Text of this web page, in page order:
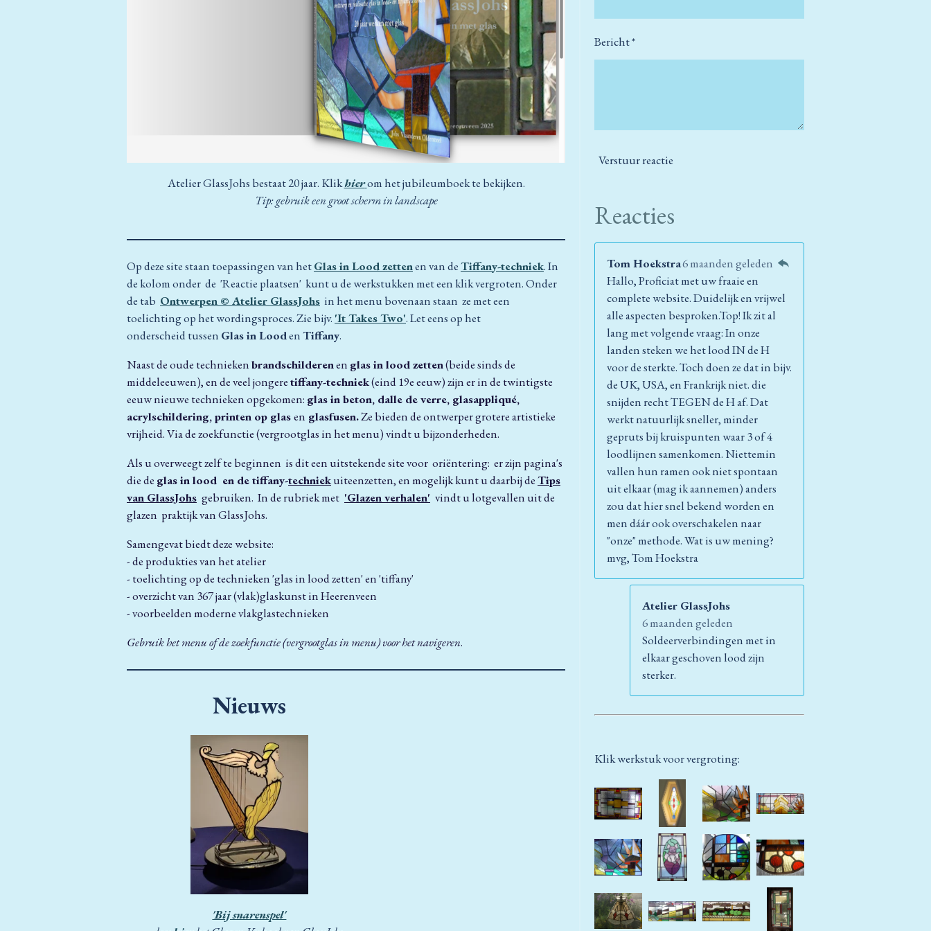
Atelier GlassJohs bestaat 20 jaar. Klikhierom het jubileumboek te bekijken.
Tip: gebruik een groot scherm in landscape
Op deze site staan toepassingen van hetGlas in Lood zettenen van deTiffany-techniek. In
de kolom onder de 'Reactie plaatsen' kunt u de werkstukken met een klik vergroten. Onder
de tab Ontwerpen © Atelier GlassJohs in het menu bovenaan staan ze met een
toelichting op het wordingsproces. Zie bijv. 'It Takes Two'. Let eens op het
onderscheid tussen Glas in LoodenTiffany.
Naast de oude techniekenbrandschilderenen glas in lood zetten(beide sinds de
middeleeuwen), en de veel jongeretiffany-techniek(eind 19e eeuw) zijn er in de twintigste
eeuw nieuwe technieken opgekomen: glas in beton, dalle de verre, glasappliqué,
acrylschildering, printen op glasen glasfusen.Ze bieden de ontwerper grotere artistieke
vrijheid. Via de zoekfunctie (vergrootglas in het menu) vindt u bijzonderheden.
Als u overweegt zelf te beginnen is dit een uitstekende site voor oriëntering: er zijn pagina's
die de glas in lood en de tiffany-techniekuiteenzetten, en mogelijk kunt u daarbij deTips
van GlassJohs gebruiken. In de rubriek met 'Glazen verhalen' vindt u lotgevallen uit de
glazen praktijk van GlassJohs.
Samengevat biedt deze website:
- de produkties van het atelier
- toelichting op de technieken 'glas in lood zetten' en 'tiffany'
- overzicht van 367 jaar (vlak)glaskunst in Heerenveen
- voorbeelden moderne vlakglastechnieken
Gebruik het menu of de zoekfunctie (vergrootglas in menu) voor het navigeren.
Nieuws
'Bij snarenspel'
Bericht *
Verstuur reactie
Reacties
Tom Hoekstra6 maanden geleden
Hallo, Proficiat met uw fraaie en
complete website. Duidelijk en vrijwel
alle aspecten besproken.Top! Ik zit al
lang met volgende vraag: In onze
landen steken we het lood IN de H
voor de sterkte. Toch doen ze dat in bijv.
de UK, USA, en Frankrijk niet. die
snijden recht TEGEN de H af. Dat
werkt natuurlijk sneller, minder
gepruts bij kruispunten waar 3 of 4
loodlijnen samenkomen. Niettemin
vallen hun ramen ook niet spontaan
uit elkaar (mag ik aannemen) anders
zou dat hier snel bekend worden en
men dáár ook overschakelen naar
"onze" methode. Wat is uw mening?
mvg, Tom Hoekstra
Atelier GlassJohs
6 maanden geleden
Soldeerverbindingen met in
elkaar geschoven lood zijn
sterker.
Klik werkstuk voor vergroting: